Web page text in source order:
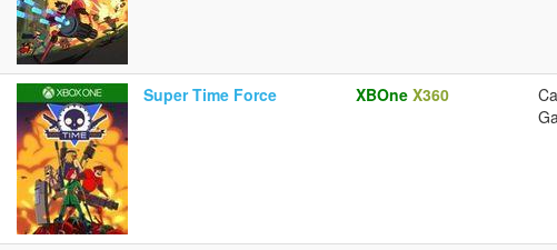
Super Time Force XBOne X360